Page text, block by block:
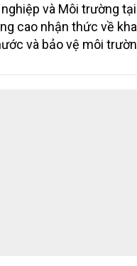
và Môi trường
cao nhận thức về
và bảo vệ môi
Sở Nông nghiệp và